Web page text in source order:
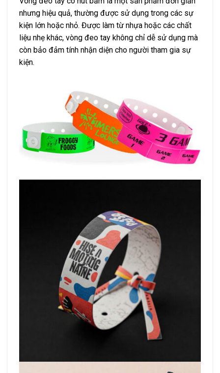
nhưng hiệu quả, thường được sử dụng trong các sự
kiện lớn hoặc nhỏ. Được làm từ nhựa hoặc các chất
liệu nhẹ khác, vòng đeo tay không chỉ dễ sử dụng mà
còn bảo đảm tính nhận diện cho người tham gia sự
kiện.